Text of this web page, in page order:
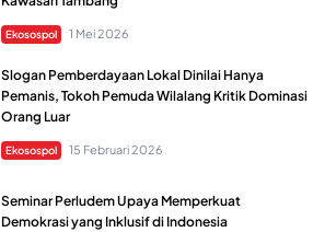
Ekosospol 1 Mei 2026
Slogan Pemberdayaan Lokal Dinilai Hanya
Pemanis, Tokoh Pemuda Wilalang Kritik Dominasi
Orang Luar
Ekosospol 15 Februari 2026
Seminar Perludem Upaya Memperkuat
Demokrasi yang Inklusif di Indonesia